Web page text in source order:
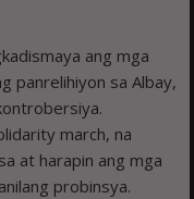
ang mga
panrelihiyon sa Albay,
march, na
at harapin ang mga
probinsya.